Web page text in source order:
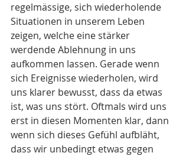
regelmässige, sich wiederholende
Situationen in unserem Leben
zeigen, welche eine stärker
werdende Ablehnung in uns
aufkommen lassen. Gerade wenn
sich Ereignisse wiederholen, wird
uns klarer bewusst, dass da etwas
ist, was uns stört. Oftmals wird uns
erst in diesen Momenten klar, dann
wenn sich dieses Gefühl aufbläht,
dass wir unbedingt etwas gegen